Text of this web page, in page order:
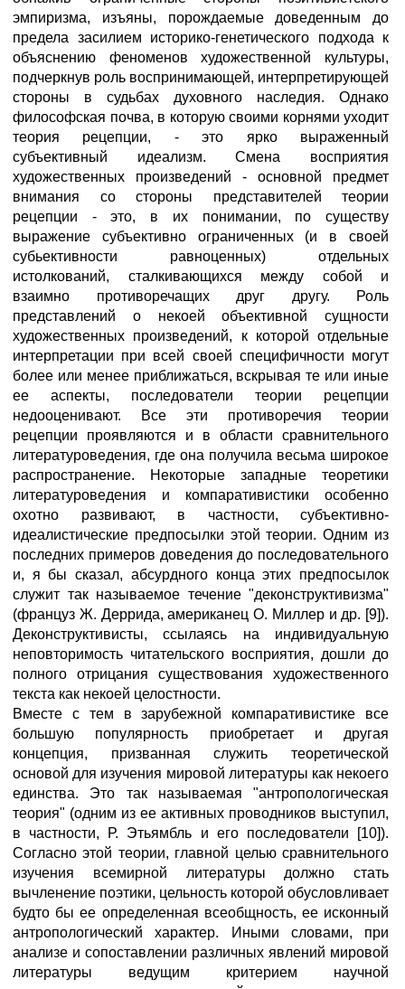
эмпиризма, изъяны, порождаемые доведенным до
предела засилием историко-генетического подхода к
объяснению феноменов художественной культуры,
подчеркнув роль воспринимающей, интерпретирующей
стороны в судьбах духовного наследия. Однако
философская почва, в которую своими корнями уходит
теория рецепции, - это ярко выраженный
субъективный идеализм. Смена восприятия
художественных произведений - основной предмет
внимания со стороны представителей теории
рецепции - это, в их понимании, по существу
выражение субъективно ограниченных (и в своей
субьективности равноценных) отдельных
истолкований, сталкивающихся между собой и
взаимно противоречащих друг другу. Роль
представлений о некоей объективной сущности
художественных произведений, к которой отдельные
интерпретации при всей своей специфичности могут
более или менее приближаться, вскрывая те или иные
ее аспекты, последователи теории рецепции
недооценивают. Все эти противоречия теории
рецепции проявляются и в области сравнительного
литературоведения, где она получила весьма широкое
распространение. Некоторые западные теоретики
литературоведения и компаративистики особенно
охотно развивают, в частности, субъективно-
идеалистические предпосылки этой теории. Одним из
последних примеров доведения до последовательного
и, я бы сказал, абсурдного конца этих предпосылок
служит так называемое течение "деконструктивизма"
(француз Ж. Деррида, американец О. Миллер и др. [9]).
Деконструктивисты, ссылаясь на индивидуальную
неповторимость читательского восприятия, дошли до
полного отрицания существования художественного
текста как некоей целостности.
Вместе с тем в зарубежной компаративистике все
большую популярность приобретает и другая
концепция, призванная служить теоретической
основой для изучения мировой литературы как некоего
единства. Это так называемая "антропологическая
теория" (одним из ее активных проводников выступил,
в частности, Р. Этьямбль и его последователи [10]).
Согласно этой теории, главной целью сравнительного
изучения всемирной литературы должно стать
вычленение поэтики, цельность которой обусловливает
будто бы ее определенная всеобщность, ее исконный
антропологический характер. Иными словами, при
анализе и сопоставлении различных явлений мировой
литературы ведущим критерием научной